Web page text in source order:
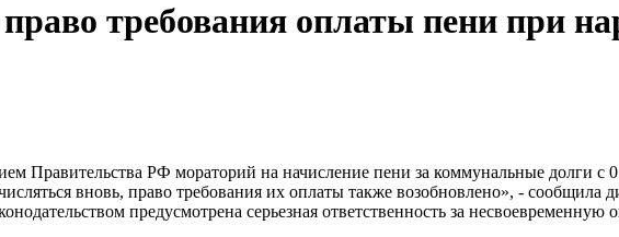
требования оплаты пени при
Правительства РФ мораторий на начисление пени за коммунальные долги с
вновь, право требования их оплаты также возобновлено», -
предусмотрена серьезная ответственность за несвоевременную